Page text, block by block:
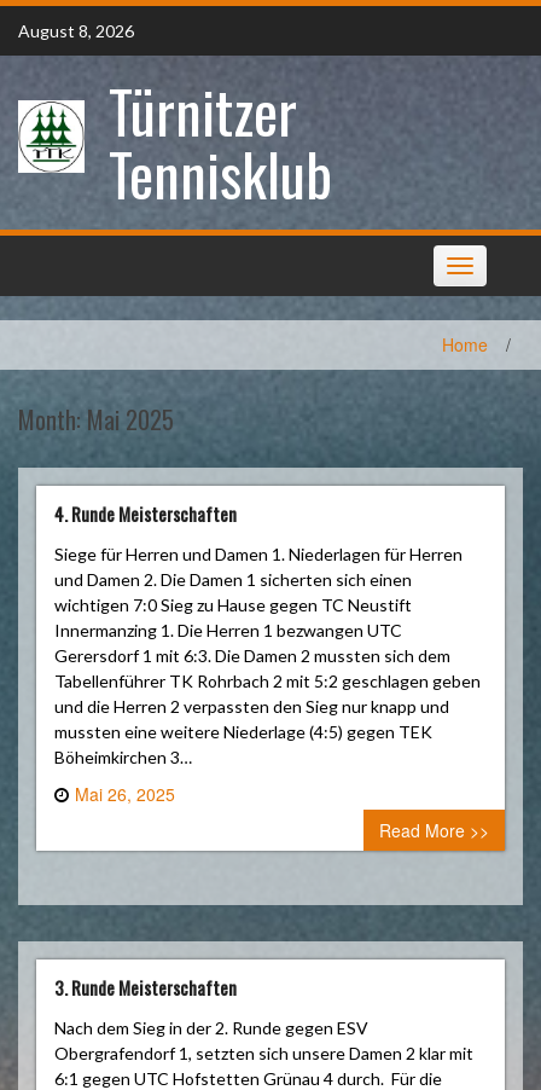
Skip
content
August 8, 2026
Türnitzer
Tennisklub
Toggle
navigation
Home /
Month: Mai 2025
4. Runde Meisterschaften
Siege für Herren und Damen 1. Niederlagen für Herren
und Damen 2. Die Damen 1 sicherten sich einen
wichtigen 7:0 Sieg zu Hause gegen TC Neustift
Innermanzing 1. Die Herren 1 bezwangen UTC
Gerersdorf 1 mit 6:3. Die Damen 2 mussten sich dem
Tabellenführer TK Rohrbach 2 mit 5:2 geschlagen geben
und die Herren 2 verpassten den Sieg nur knapp und
mussten eine weitere Niederlage (4:5) gegen TEK
Böheimkirchen 3…
Mai 26, 2025
0 comment
Read More >>
3. Runde Meisterschaften
Nach dem Sieg in der 2. Runde gegen ESV
Obergrafendorf 1, setzten sich unsere Damen 2 klar mit
6:1 gegen UTC Hofstetten Grünau 4 durch. Für die